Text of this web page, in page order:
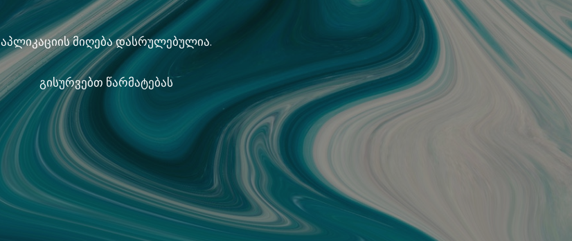
აპლიკაციის მიღება დასრულებულია.
გისურვებთ წარმატებას